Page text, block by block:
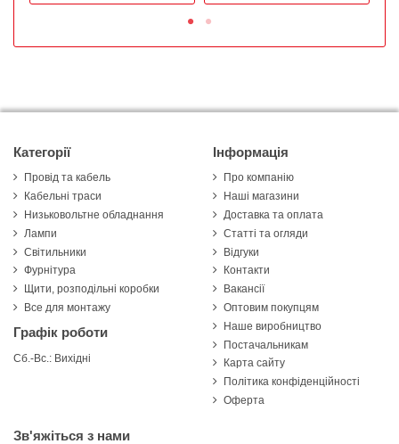
Категорії
Провід та кабель
Кабельні траси
Низьковольтне обладнання
Лампи
Світильники
Фурнітура
Щити, розподільні коробки
Все для монтажу
Графік роботи
Сб.-Вс.: Вихідні
Інформація
Про компанію
Наші магазини
Доставка та оплата
Статті та огляди
Відгуки
Контакти
Вакансії
Оптовим покупцям
Наше виробництво
Постачальникам
Карта сайту
Політика конфіденційності
Оферта
Зв'яжіться з нами